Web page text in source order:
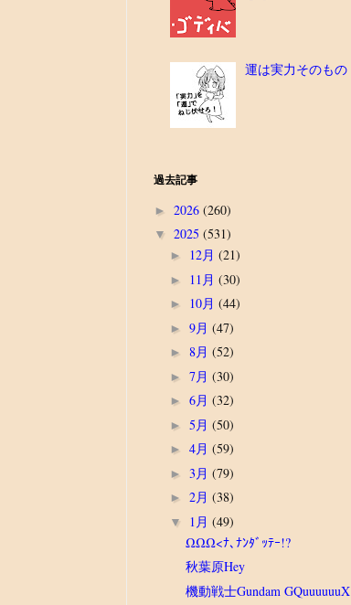
運は実力そのもの
過去記事
► 2026 (260)
▼ 2025 (531)
► 12月 (21)
► 11月 (30)
► 10月 (44)
► 9月 (47)
► 8月 (52)
► 7月 (30)
► 6月 (32)
► 5月 (50)
► 4月 (59)
► 3月 (79)
► 2月 (38)
▼ 1月 (49)
ΩΩΩ<ﾅ､ﾅﾝﾀﾞｯﾃｰ!?
秋葉原Hey
機動戦士Gundam GQuuuuuuX